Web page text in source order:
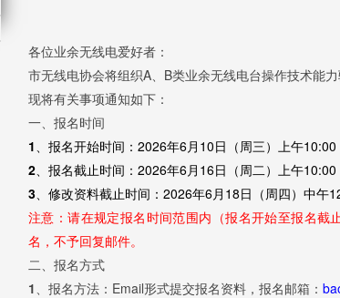
各位业余无线电爱好者：
市无线电协会将组织A、B类业余无线电台操作技术能
现将有关事项通知如下：
一、报名时间
1、报名开始时间： 2026年6月10日（周三）上午10:00
2、报名截止时间： 2026年6月16日（周二）上午10:00
3、修改资料截止时间： 2026年6月18日（周四）中午
注意：请在规定报名时间范围内（报名开始至报名截
名，不予回复邮件。
二、报名方式
1、报名方法 ：Email形式提交报名资料，报名邮箱：